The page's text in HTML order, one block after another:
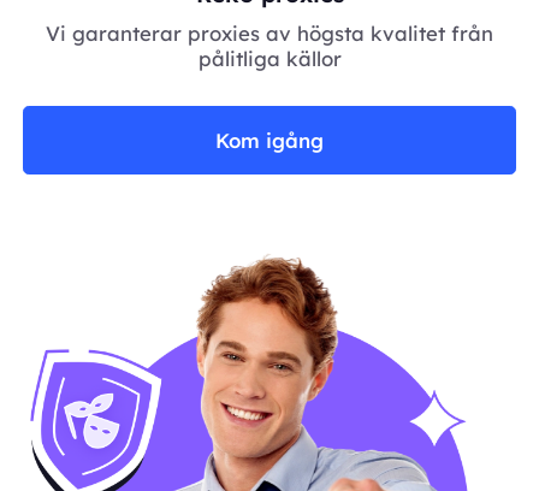
Vi garanterar proxies av högsta kvalitet från
pålitliga källor
Kom igång